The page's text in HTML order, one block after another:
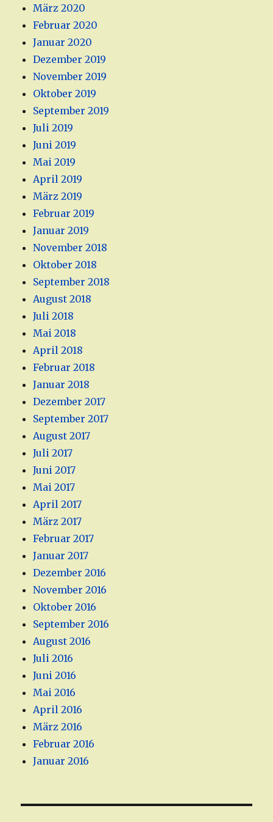
März 2020
Februar 2020
Januar 2020
Dezember 2019
November 2019
Oktober 2019
September 2019
Juli 2019
Juni 2019
Mai 2019
April 2019
März 2019
Februar 2019
Januar 2019
November 2018
Oktober 2018
September 2018
August 2018
Juli 2018
Mai 2018
April 2018
Februar 2018
Januar 2018
Dezember 2017
September 2017
August 2017
Juli 2017
Juni 2017
Mai 2017
April 2017
März 2017
Februar 2017
Januar 2017
Dezember 2016
November 2016
Oktober 2016
September 2016
August 2016
Juli 2016
Juni 2016
Mai 2016
April 2016
März 2016
Februar 2016
Januar 2016